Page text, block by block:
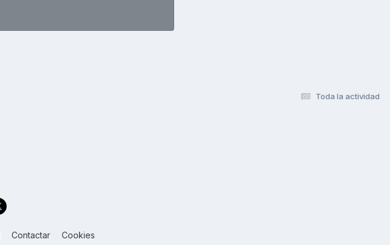
Toda la actividad
Contactar Cookies